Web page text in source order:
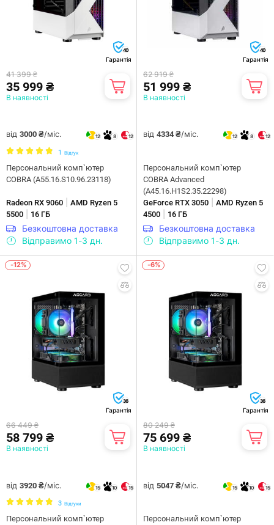
40
Гарантія
41 399 ₴
35 999 ₴
В наявності
від 3000 ₴/міс. 12 8 12
1 Відгук
Персональний комп`ютер
COBRA (A55.16.S10.96.23118)
Radeon RX 9060
AMD Ryzen 5
5500
16 ГБ
Безкоштовна доставка
Відправимо 1-3 дн.
40
Гарантія
62 919 ₴
51 999 ₴
В наявності
від 4334 ₴/міс. 12 8 12
Персональний комп`ютер
COBRA Advanced
(A45.16.H1S2.35.22298)
GeForce RTX 3050
AMD Ryzen 5
4500
16 ГБ
Безкоштовна доставка
Відправимо 1-3 дн.
-12%
36
Гарантія
66 449 ₴
58 799 ₴
В наявності
від 3920 ₴/міс. 15 10 15
3 Відгуки
Персональний комп`ютер
-6%
36
Гарантія
80 249 ₴
75 699 ₴
В наявності
від 5047 ₴/міс. 15 10 15
Персональний комп`ютер